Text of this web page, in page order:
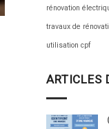
rénovation
travaux de
utilisation cpf
ARTICLES